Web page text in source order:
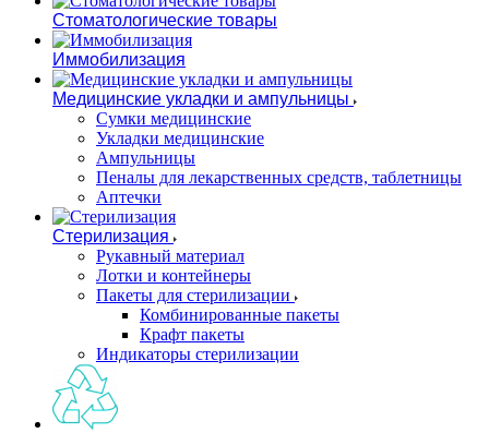
Стоматологические товары
Иммобилизация
Медицинские укладки и ампульницы
Сумки медицинские
Укладки медицинские
Ампульницы
Пеналы для лекарственных средств, таблетницы
Аптечки
Стерилизация
Рукавный материал
Лотки и контейнеры
Пакеты для стерилизации
Комбинированные пакеты
Крафт пакеты
Индикаторы стерилизации